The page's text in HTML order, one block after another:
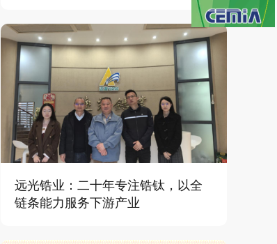
远光锆业：二十年专注锆钛，以全
链条能力服务下游产业